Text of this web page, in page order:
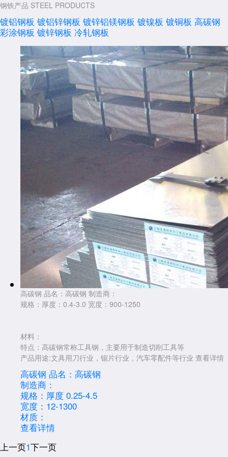
钢铁产品 STEEL PRODUCTS
镀铝钢板 镀铝锌钢板 镀锌铝镁钢板 镀镍板 镀铜板 高碳钢
彩涂钢板 镀锌钢板 冷轧钢板
高碳钢 品名：高碳钢 制造商：
规格：厚度：0.4-3.0 宽度：900-1250
材料：
特点：高碳钢常称工具钢，主要用于制造切削工具等
产品用途:文具用刀行业，锯片行业，汽车零配件等行业 查看详情
高碳钢 品名：高碳钢
制造商：
规格：厚度 0.25-4.5
宽度：12-1300
材质：
查看详情
上一页1下一页